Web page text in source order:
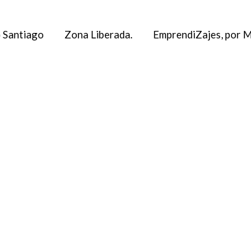
Santiago Zona Liberada. EmprendiZajes, por